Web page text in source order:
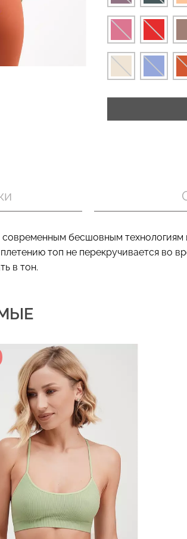
бесшовным технологиям
топ не перекручивается во
в тон.